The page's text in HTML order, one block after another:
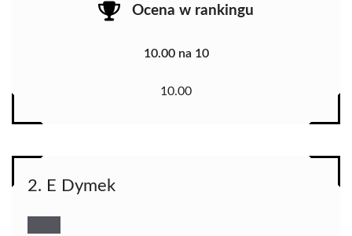
Ocena w rankingu
10.00 na 10
10.00
2. E Dymek